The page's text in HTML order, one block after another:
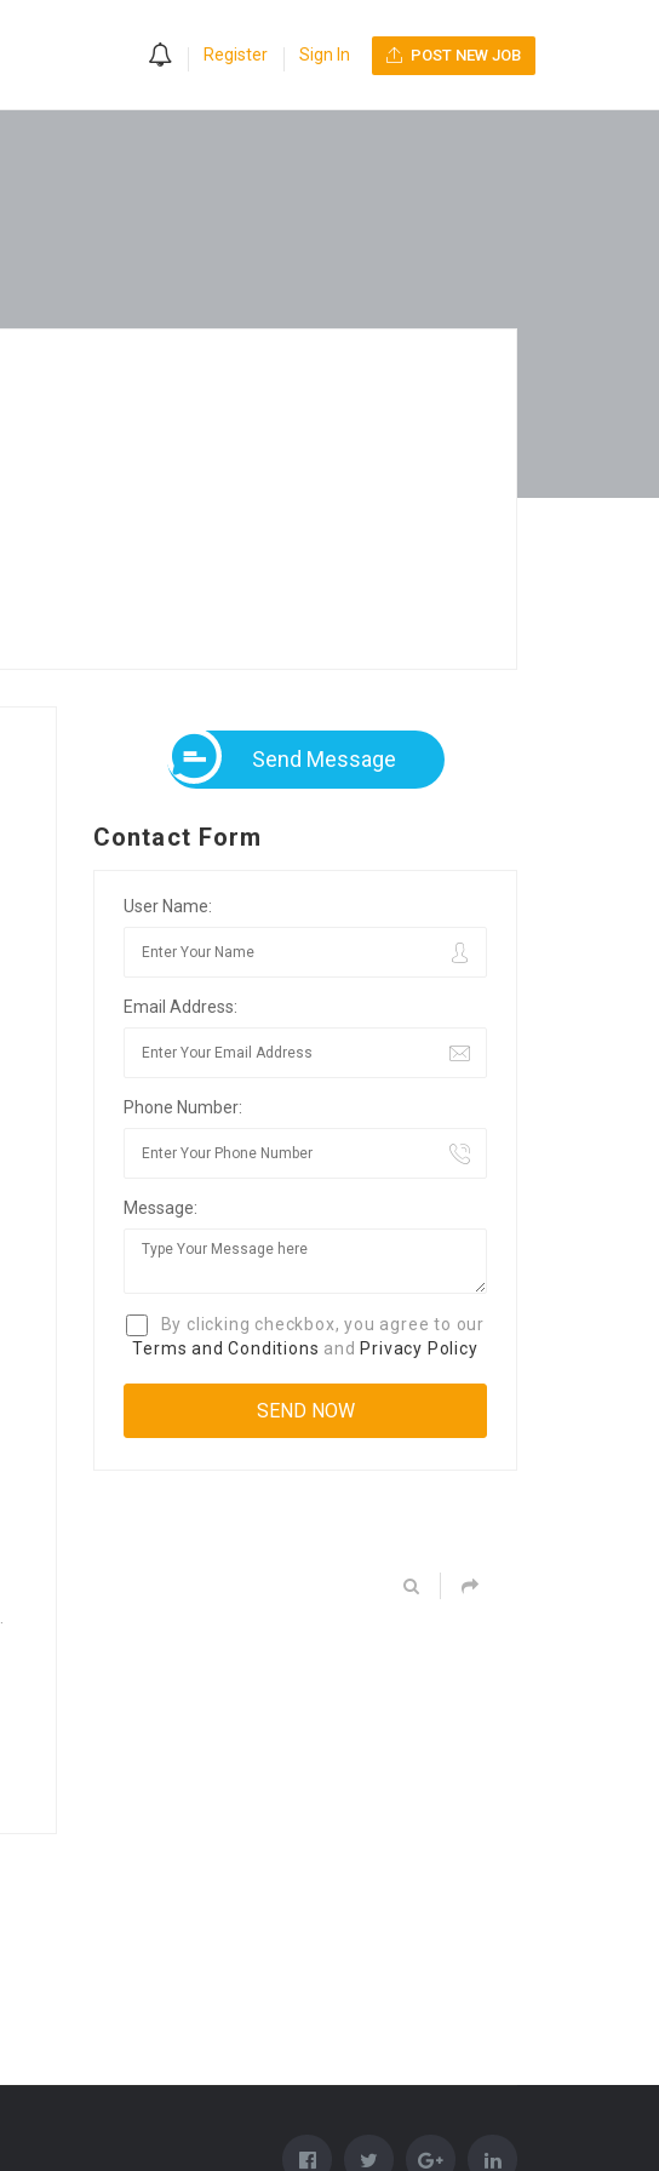
Register Sign In POST NEW JOB
Send Message
Contact Form
User Name:
Email Address:
Phone Number:
Message:
By clicking checkbox, you agree to our
Terms and Conditions and Privacy Policy